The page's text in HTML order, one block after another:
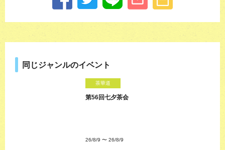
同じジャンルのイベント
茶華道
第56回七夕茶会
26/8/9 〜 26/8/9